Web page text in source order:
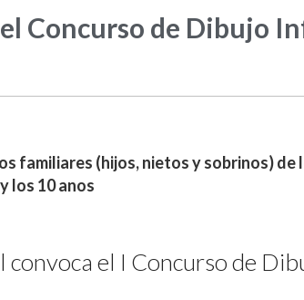
Concurso de Dibujo
familiares (hijos, nietos y sobrinos)
los 10 anos